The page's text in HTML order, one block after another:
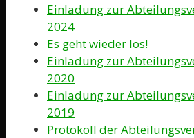
Einladung zur
2024
Es geht wieder los!
Einladung zur
2020
Einladung zur
2019
Protokoll der